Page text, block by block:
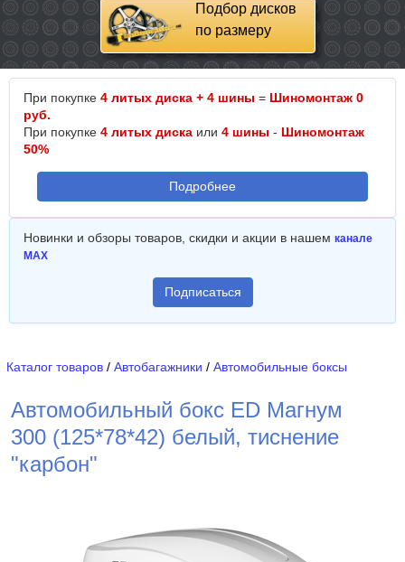
Подбор дисков
по размеру
При покупке 4 литых диска + 4 шины = Шиномонтаж 0
руб.
При покупке 4 литых диска или 4 шины - Шиномонтаж
50%
Подробнее
Новинки и обзоры товаров, скидки и акции в нашем канале
MAX
Подписаться
Каталог товаров / Автобагажники / Автомобильные боксы
Автомобильный бокс ED Магнум
300 (125*78*42) белый, тиснение
"карбон"